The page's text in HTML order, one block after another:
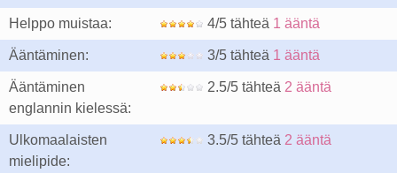
Helppo muistaa: 4/5 tähteä 1 ääntä
Ääntäminen: 3/5 tähteä 1 ääntä
Ääntäminen
englannin kielessä:
2.5/5 tähteä 2 ääntä
Ulkomaalaisten
mielipide:
3.5/5 tähteä 2 ääntä